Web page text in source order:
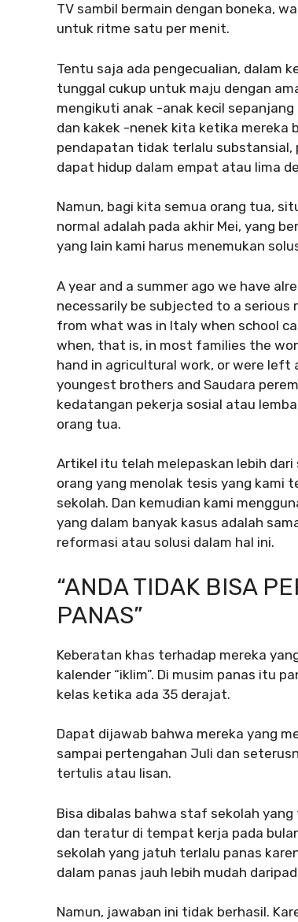
TV sambil bermain dengan boneka,
untuk ritme satu per menit.
Tentu saja ada pengecualian, dalam
tunggal cukup untuk maju dengan
mengikuti anak -anak kecil
dan kakek -nenek kita ketika mereka
pendapatan tidak terlalu substansial,
dapat hidup dalam empat atau lima
Namun, bagi kita semua orang tua,
normal adalah pada akhir Mei, yang
yang lain kami harus menemukan
A year and a summer ago we have
necessarily be subjected to a
from what was in Italy when school
when, that is, in most families the
hand in agricultural work, or were
youngest brothers and Saudara
kedatangan pekerja sosial atau
orang tua.
Artikel itu telah melepaskan lebih
orang yang menolak tesis yang kami
sekolah. Dan kemudian kami
yang dalam banyak kasus adalah
reformasi atau solusi dalam hal ini.
“ANDA TIDAK BISA
PANAS”
Keberatan khas terhadap mereka
kalender “iklim”. Di musim panas itu
kelas ketika ada 35 derajat.
Dapat dijawab bahwa mereka yang
sampai pertengahan Juli dan
tertulis atau lisan.
Bisa dibalas bahwa staf sekolah
dan teratur di tempat kerja pada
sekolah yang jatuh terlalu panas
dalam panas jauh lebih mudah
Namun, jawaban ini tidak berhasil.